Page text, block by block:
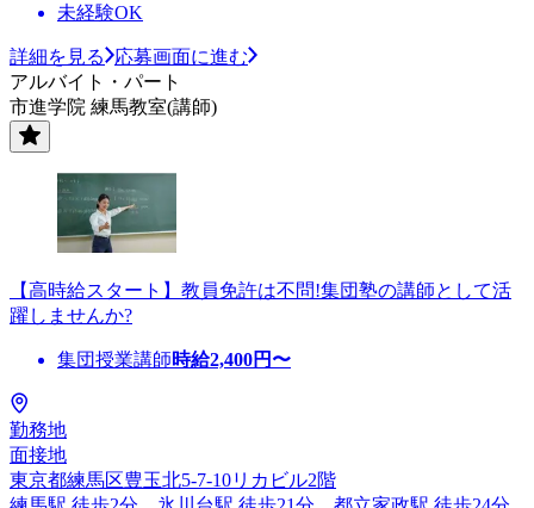
未経験OK
詳細を見る
応募画面に進む
アルバイト・パート
市進学院 練馬教室(講師)
【高時給スタート】教員免許は不問!集団塾の講師として活
躍しませんか?
集団授業講師時給2,400円〜
勤務地
面接地
東京都練馬区豊玉北5-7-10リカビル2階